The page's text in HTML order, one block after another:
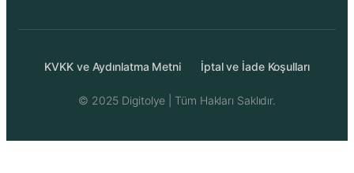
KVKK ve Aydınlatma Metni İptal ve İade Koşulları
© 2025 Digitolye | Tüm Hakları Saklıdır.